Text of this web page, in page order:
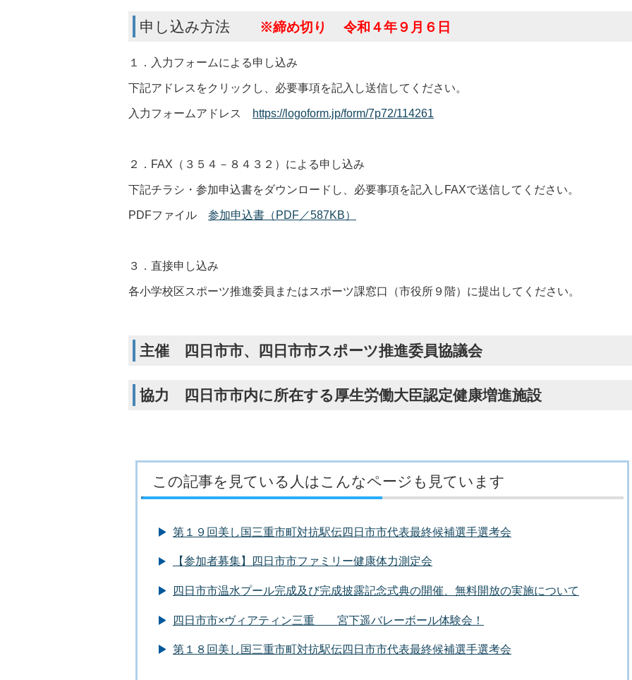
申し込み方法 ※締め切り 令和４年９月６日
１．入力フォームによる申し込み
下記アドレスをクリックし、必要事項を記入し送信してください。
入力フォームアドレス https://logoform.jp/form/7p72/114261
２．FAX（３５４－８４３２）による申し込み
下記チラシ・参加申込書をダウンロードし、必要事項を記入しFAXで送信してください。
PDFファイル 参加申込書（PDF／587KB）
３．直接申し込み
各小学校区スポーツ推進委員またはスポーツ課窓口（市役所９階）に提出してください。
主催 四日市市、四日市市スポーツ推進委員協議会
協力 四日市市内に所在する厚生労働大臣認定健康増進施設
この記事を見ている人はこんなページも見ています
第１９回美し国三重市町対抗駅伝四日市市代表最終候補選手選考会
【参加者募集】四日市市ファミリー健康体力測定会
四日市市温水プール完成及び完成披露記念式典の開催、無料開放の実施について
四日市市×ヴィアティン三重 宮下遥バレーボール体験会！
第１８回美し国三重市町対抗駅伝四日市市代表最終候補選手選考会